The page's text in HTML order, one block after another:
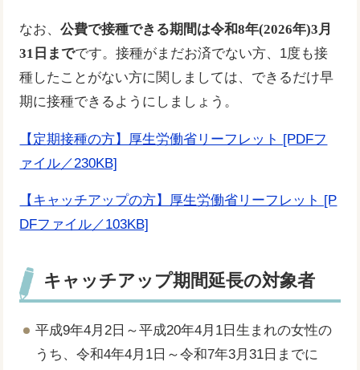
なお、公費で接種できる期間は令和8年(2026年)3月
31日までです。接種がまだお済でない方、1度も接
種したことがない方に関しましては、できるだけ早
期に接種できるようにしましょう。
【定期接種の方】厚生労働省リーフレット [PDFフ
ァイル／230KB]
【キャッチアップの方】厚生労働省リーフレット [P
DFファイル／103KB]
キャッチアップ期間延長の対象者
平成9年4月2日～平成20年4月1日生まれの女性の
うち、令和4年4月1日～令和7年3月31日までに